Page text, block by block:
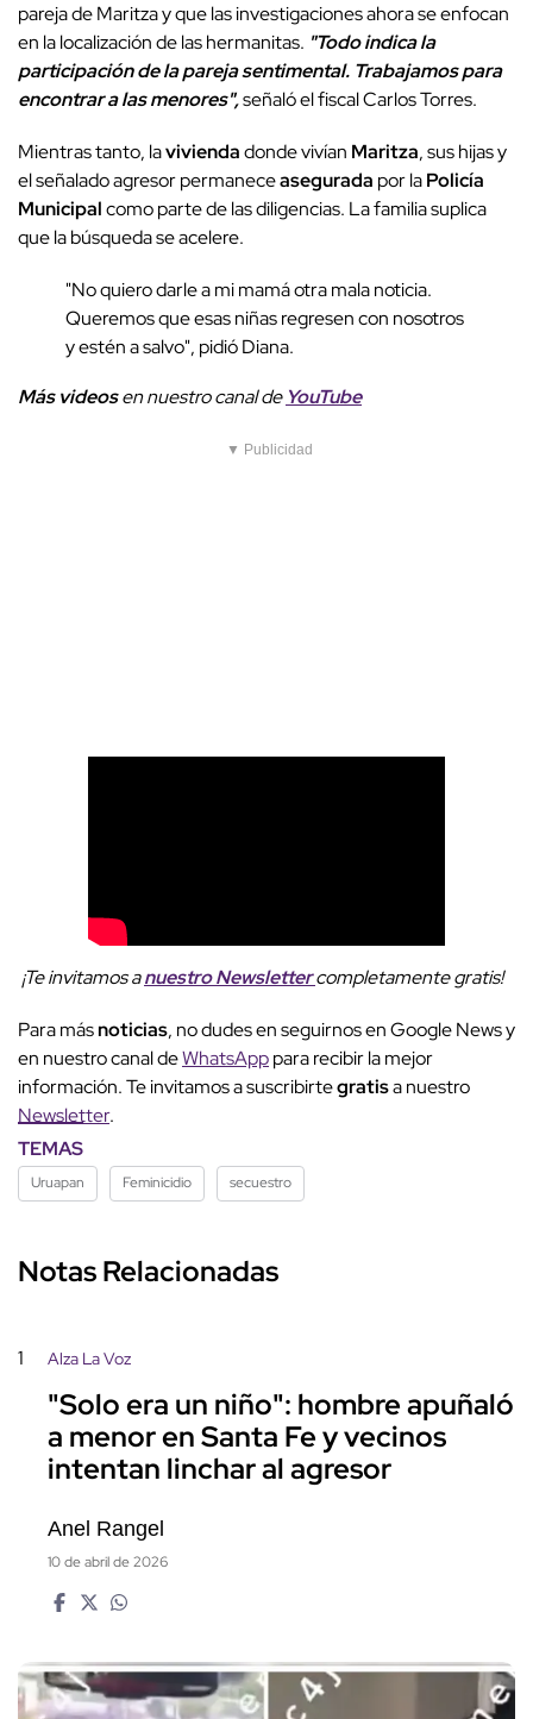
pareja de Maritza y que las investigaciones ahora se enfocan
en la localización de las hermanitas. "Todo indica la
participación de la pareja sentimental. Trabajamos para
encontrar a las menores",señaló el fiscal Carlos Torres.
Mientras tanto, laviviendadonde vivían Maritza, sus hijas y
el señalado agresor permaneceasegurada por laPolicía
Municipalcomo parte de las diligencias. La familia suplica
que la búsqueda se acelere.
"No quiero darle a mi mamá otra mala noticia.
Queremos que esas niñas regresen con nosotros
y estén a salvo", pidió Diana.
Más videosen nuestro canal de YouTube
▼ Publicidad
¡Te invitamos anuestro Newslettercompletamente gratis!
Para másnoticias, no dudes en seguirnos en Google News y
en nuestro canal deWhatsApppara recibir la mejor
información. Te invitamos a suscribirtegratisa nuestro
Newsletter.
TEMAS
Uruapan Feminicidio secuestro
Notas Relacionadas
1 Alza La Voz
"Solo era un niño": hombre apuñaló
a menor en Santa Fe y vecinos
intentan linchar al agresor
Anel Rangel
10 de abril de 2026